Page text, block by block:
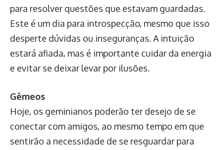
para resolver questões que estavam guardadas.
Este é um dia para introspecção, mesmo que isso
desperte dúvidas ou inseguranças. A intuição
estará afiada, mas é importante cuidar da energia
e evitar se deixar levar por ilusões.
Gêmeos
Hoje, os geminianos poderão ter desejo de se
conectar com amigos, ao mesmo tempo em que
sentirão a necessidade de se resguardar para